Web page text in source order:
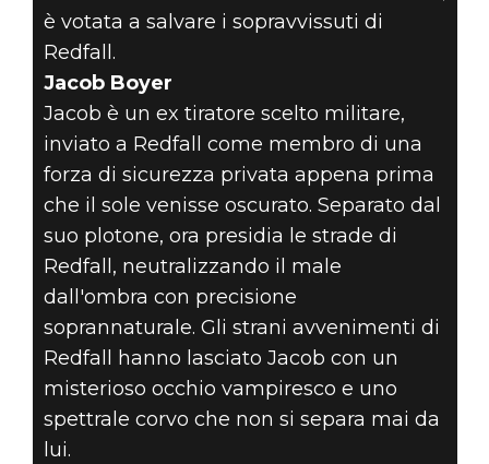
è votata a salvare i sopravvissuti di
Redfall.
Jacob Boyer
Jacob è un ex tiratore scelto militare,
inviato a Redfall come membro di una
forza di sicurezza privata appena prima
che il sole venisse oscurato. Separato dal
suo plotone, ora presidia le strade di
Redfall, neutralizzando il male
dall'ombra con precisione
soprannaturale. Gli strani avvenimenti di
Redfall hanno lasciato Jacob con un
misterioso occhio vampiresco e uno
spettrale corvo che non si separa mai da
lui.